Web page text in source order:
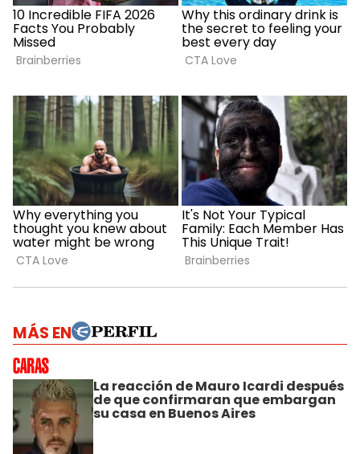
MÁS EN
La reacción de Mauro Icardi después
de que confirmaran que embargan
su casa en Buenos Aires